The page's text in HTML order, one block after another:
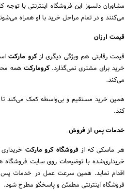
مشاوران دلسوز این فروشگاه اینترنتی با
می‌کنند و در تمام مراحل خرید با او همراه
قیمت ارزان
قیمت رقابتی هم ویژگی دیگری ازکرو مارکت
خرید برای مشتری نمی‌گذارد.کرومارکتهمه
می‌کند.
همین خرید مستقیم و بی‌واسطه کمک می‌کند تا
کند.
خدمات پس از فروش
هر ماسکی که ازفروشگاه کرو مارکت
خریداری‌شده با توضیحات روی سایت فروشگاه
اقدام نماید. همین سرعت عمل در خدمات پس
فروشگاه اینترنتی مطمئن و پاسخگو مطرح شود.